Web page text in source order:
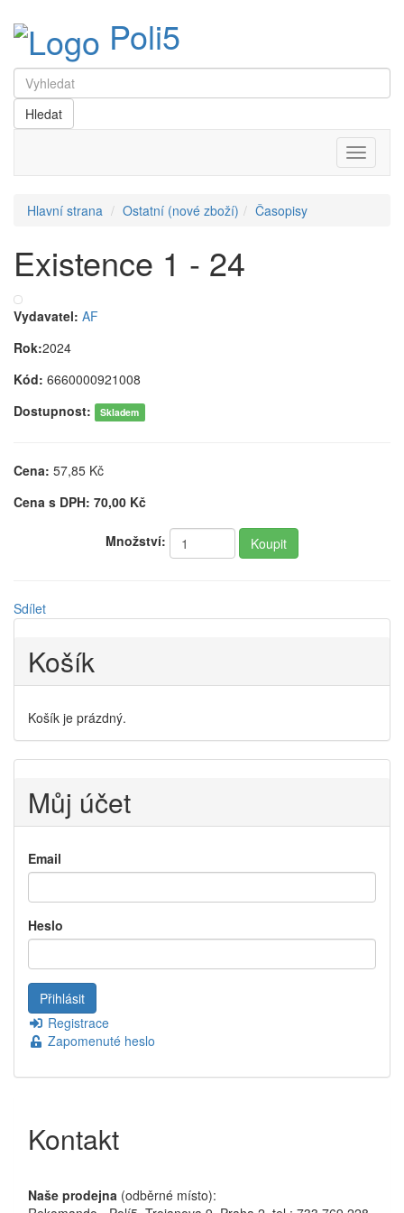
Poli5
Menu
Hlavní strana Ostatní (nové zboží) Časopisy
Existence 1 - 24
Vydavatel: AF
Rok:2024
Kód: 6660000921008
Dostupnost:
Skladem
Cena: 57,85 Kč
Cena s DPH: 70,00 Kč
Množství:
Sdílet
Košík
Košík je prázdný.
Můj účet
Email
Heslo
Registrace
Zapomenuté heslo
Kontakt
Naše prodejna (odběrné místo):